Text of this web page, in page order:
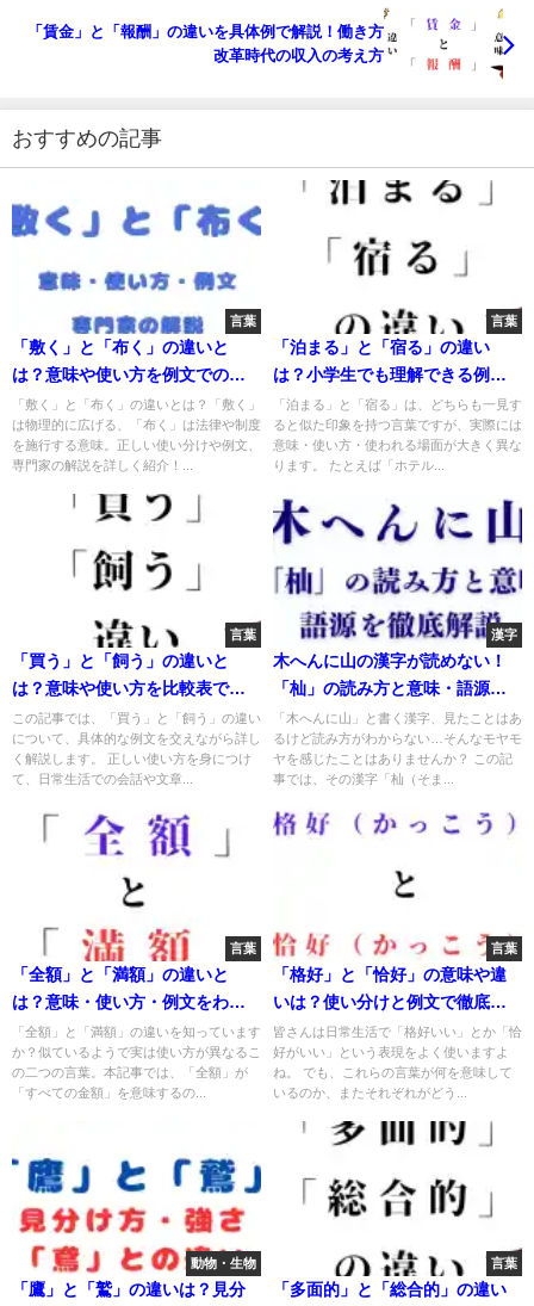
「賃金」と「報酬」の違いを具体例で解説！働き方
改革時代の収入の考え方
おすすめの記事
言葉
「敷く」と「布く」の違いと
は？意味や使い方を例文での徹
底解説！
「敷く」と「布く」の違いとは？「敷く」
は物理的に広げる、「布く」は法律や制度
を施行する意味。正しい使い分けや例文、
専門家の解説を詳しく紹介！...
言葉
「泊まる」と「宿る」の違い
は？小学生でも理解できる例文
で解説！
「泊まる」と「宿る」は、どちらも一見す
ると似た印象を持つ言葉ですが、実際には
意味・使い方・使われる場面が大きく異な
ります。 たとえば「ホテル...
言葉
「買う」と「飼う」の違いと
は？意味や使い方を比較表で徹
底解説！
この記事では、「買う」と「飼う」の違い
について、具体的な例文を交えながら詳し
く解説します。 正しい使い方を身につけ
て、日常生活での会話や文章...
漢字
木へんに山の漢字が読めない！
「杣」の読み方と意味・語源を
徹底解説
「木へんに山」と書く漢字、見たことはあ
るけど読み方がわからない…そんなモヤモ
ヤを感じたことはありませんか？ この記
事では、その漢字「杣（そま...
言葉
「全額」と「満額」の違いと
は？意味・使い方・例文をわか
りやすく解説！
「全額」と「満額」の違いを知っています
か？似ているようで実は使い方が異なるこ
の二つの言葉。本記事では、「全額」が
「すべての金額」を意味するの...
言葉
「格好」と「恰好」の意味や違
いは？使い分けと例文で徹底解
説！
皆さんは日常生活で「格好いい」とか「恰
好がいい」という表現をよく使いますよ
ね。 でも、これらの言葉が何を意味して
いるのか、またそれぞれがどう...
動物・生物
「鷹」と「鷲」の違いは？見分
言葉
「多面的」と「総合的」の違い